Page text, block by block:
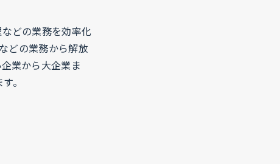
どの業務を効率化
どの業務から解放
業から大企業ま
。